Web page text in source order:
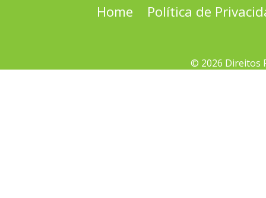
Home Política de
© 2026 Direitos